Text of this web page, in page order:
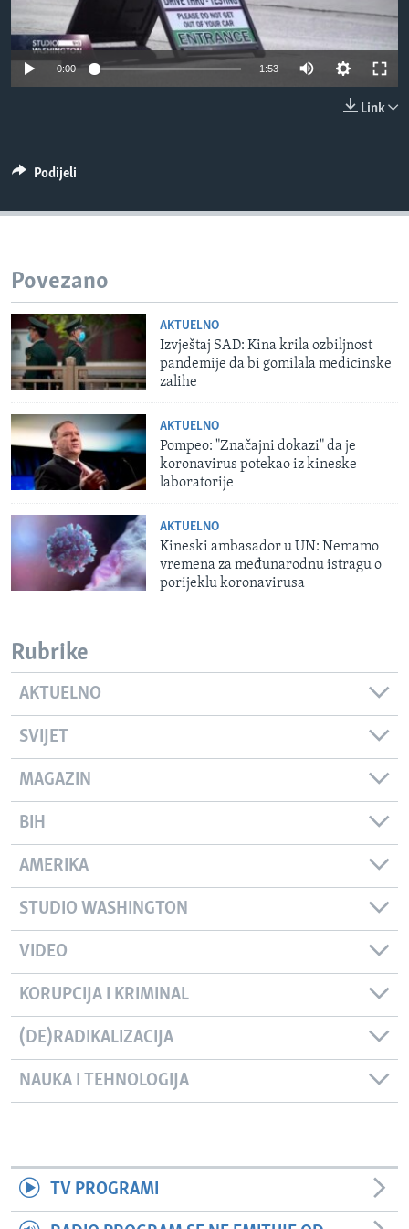
MAGAZIN
O GLASU AMERIKE
0:00 1:53
Link
Podijeli
Povezano
AKTUELNO
Izvještaj SAD: Kina krila ozbiljnost
pandemije da bi gomilala medicinske
zalihe
AKTUELNO
Pompeo: "Značajni dokazi" da je
koronavirus potekao iz kineske
laboratorije
AKTUELNO
Kineski ambasador u UN: Nemamo
vremena za međunarodnu istragu o
porijeklu koronavirusa
Rubrike
AKTUELNO
SVIJET
MAGAZIN
BIH
AMERIKA
STUDIO WASHINGTON
VIDEO
KORUPCIJA I KRIMINAL
(DE)RADIKALIZACIJA
NAUKA I TEHNOLOGIJA
TV PROGRAMI